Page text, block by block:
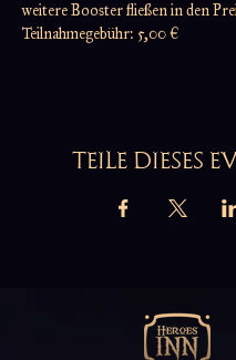
weitere Booster fließen in den
Teilnahmegebühr: 5,00 €
TEILE DIESES